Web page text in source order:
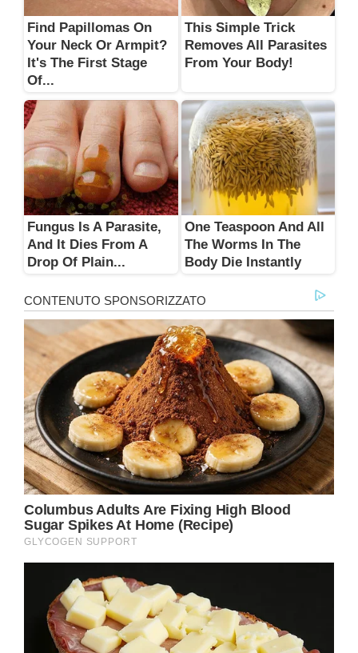
Find Papillomas On
Your Neck Or Armpit?
It's The First Stage
Of...
This Simple Trick
Removes All Parasites
From Your Body!
Fungus Is A Parasite,
And It Dies From A
Drop Of Plain...
One Teaspoon And All
The Worms In The
Body Die Instantly